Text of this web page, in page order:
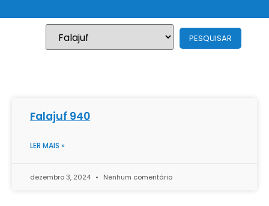
Falajuf 940
LER MAIS »
dezembro 3, 2024 Nenhum comentário